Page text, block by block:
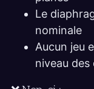
Le
nominale
Aucun jeu
niveau des